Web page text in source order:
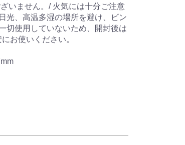
いません。/ 火気には十分ご注意
光、高温多湿の場所を避け、ビン
切使用していないため、開封後は
お使いください。